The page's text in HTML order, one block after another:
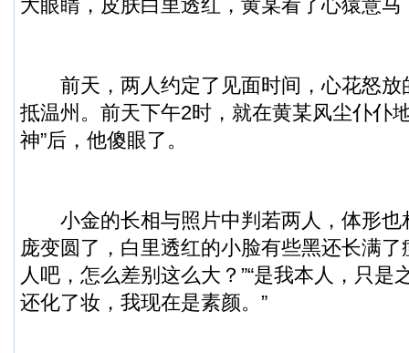
大眼睛，皮肤白里透红，黄某看了心猿意
前天，两人约定了见面时间，心花怒放
抵温州。前天下午2时，就在黄某风尘仆仆
神”后，他傻眼了。
小金的长相与照片中判若两人，体形也
庞变圆了，白里透红的小脸有些黑还长满了
人吧，怎么差别这么大？”“是我本人，只是
还化了妆，我现在是素颜。”